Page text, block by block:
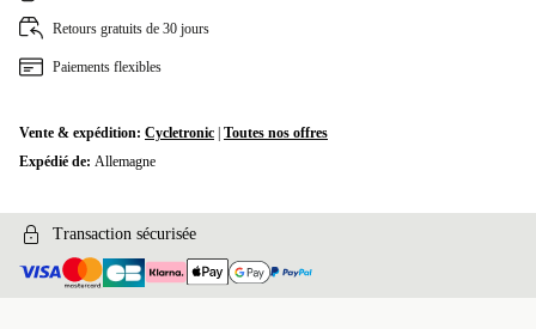
NO (QWERTY)
Retours gratuits de 30 jours
Paiements flexibles
Vente & expédition: Cycletronic Toutes nos offres
Expédié de: Allemagne
Transaction sécurisée